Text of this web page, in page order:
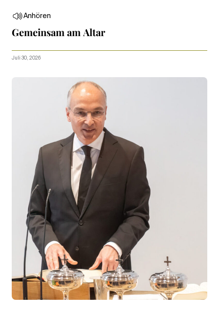
Anhören
Gemeinsam am Altar
Juli 30, 2026